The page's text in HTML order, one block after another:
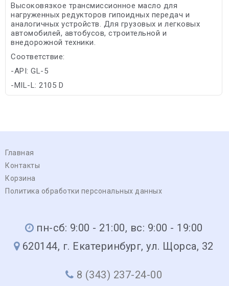
Высоковязкое трансмиссионное масло для
нагруженных редукторов гипоидных передач и
аналогичных устройств. Для грузовых и легковых
автомобилей, автобусов, строительной и
внедорожной техники.
Соответствие:
-API: GL-5
-MIL-L: 2105 D
Главная
Контакты
Корзина
Политика обработки персональных данных
пн-сб: 9:00 - 21:00, вс: 9:00 - 19:00
620144, г. Екатеринбург, ул. Щорса, 32
8 (343) 237-24-00